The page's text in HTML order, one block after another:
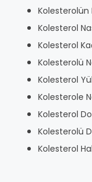
Kolesterolün
Kolesterol
Kolesterol
Kolesterolü
Kolesterol
Kolesterole
Kolesterol
Kolesterolü
Kolesterol